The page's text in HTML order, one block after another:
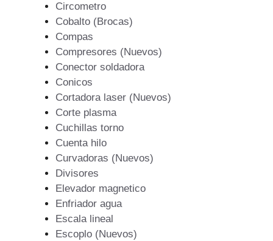
Circometro
Cobalto (Brocas)
Compas
Compresores (Nuevos)
Conector soldadora
Conicos
Cortadora laser (Nuevos)
Corte plasma
Cuchillas torno
Cuenta hilo
Curvadoras (Nuevos)
Divisores
Elevador magnetico
Enfriador agua
Escala lineal
Escoplo (Nuevos)